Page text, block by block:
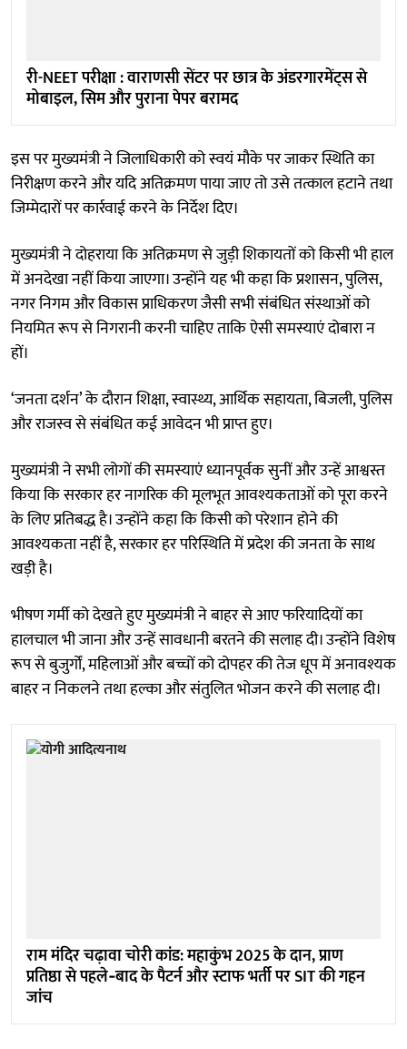
री-NEET परीक्षा : वाराणसी सेंटर पर छात्र के अंडरगारमेंट्स से
मोबाइल, सिम और पुराना पेपर बरामद
इस पर मुख्यमंत्री ने जिलाधिकारी को स्वयं मौके पर जाकर स्थिति का
निरीक्षण करने और यदि अतिक्रमण पाया जाए तो उसे तत्काल हटाने तथा
जिम्मेदारों पर कार्रवाई करने के निर्देश दिए।
मुख्यमंत्री ने दोहराया कि अतिक्रमण से जुड़ी शिकायतों को किसी भी हाल
में अनदेखा नहीं किया जाएगा। उन्होंने यह भी कहा कि प्रशासन, पुलिस,
नगर निगम और विकास प्राधिकरण जैसी सभी संबंधित संस्थाओं को
नियमित रूप से निगरानी करनी चाहिए ताकि ऐसी समस्याएं दोबारा न
हों।
‘जनता दर्शन’ के दौरान शिक्षा, स्वास्थ्य, आर्थिक सहायता, बिजली, पुलिस
और राजस्व से संबंधित कई आवेदन भी प्राप्त हुए।
मुख्यमंत्री ने सभी लोगों की समस्याएं ध्यानपूर्वक सुनीं और उन्हें आश्वस्त
किया कि सरकार हर नागरिक की मूलभूत आवश्यकताओं को पूरा करने
के लिए प्रतिबद्ध है। उन्होंने कहा कि किसी को परेशान होने की
आवश्यकता नहीं है, सरकार हर परिस्थिति में प्रदेश की जनता के साथ
खड़ी है।
भीषण गर्मी को देखते हुए मुख्यमंत्री ने बाहर से आए फरियादियों का
हालचाल भी जाना और उन्हें सावधानी बरतने की सलाह दी। उन्होंने विशेष
रूप से बुजुर्गों, महिलाओं और बच्चों को दोपहर की तेज धूप में अनावश्यक
बाहर न निकलने तथा हल्का और संतुलित भोजन करने की सलाह दी।
राम मंदिर चढ़ावा चोरी कांड: महाकुंभ 2025 के दान, प्राण
प्रतिष्ठा से पहले‑बाद के पैटर्न और स्टाफ भर्ती पर SIT की गहन
जांच